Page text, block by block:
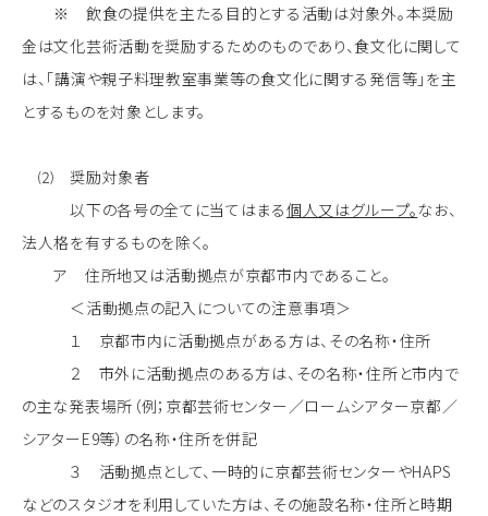
※ 飲食の提供を主たる目的とする活動は対象外。本奨励
金は文化芸術活動を奨励するためのものであり、食文化に関して
は、「講演や親子料理教室事業等の食文化に関する発信等」を主
とするものを対象とします。
⑵ 奨励対象者
以下の各号の全てに当てはまる個人又はグループ。なお、
法人格を有するものを除く。
ア 住所地又は活動拠点が京都市内であること。
＜活動拠点の記入についての注意事項＞
１ 京都市内に活動拠点がある方は、その名称・住所
２ 市外に活動拠点のある方は、その名称・住所と市内で
の主な発表場所（例；京都芸術センター／ロームシアター京都／
シアターE9等）の名称・住所を併記
３ 活動拠点として、一時的に京都芸術センターやHAPS
などのスタジオを利用していた方は、その施設名称・住所と時期